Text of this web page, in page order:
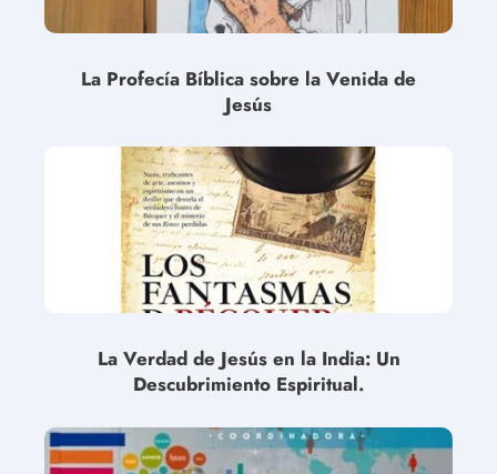
La Profecía Bíblica sobre la Venida de
Jesús
La Verdad de Jesús en la India: Un
Descubrimiento Espiritual.